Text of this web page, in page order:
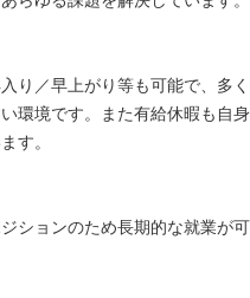
り／早上がり等も可能で、多
環境です。また有給休暇も自
す。
ションのため長期的な就業が可